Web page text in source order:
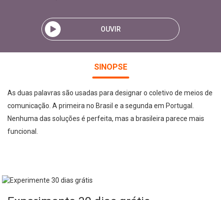
OUVIR
SINOPSE
As duas palavras são usadas para designar o coletivo de meios de
comunicação. A primeira no Brasil e a segunda em Portugal.
Nenhuma das soluções é perfeita, mas a brasileira parece mais
funcional.